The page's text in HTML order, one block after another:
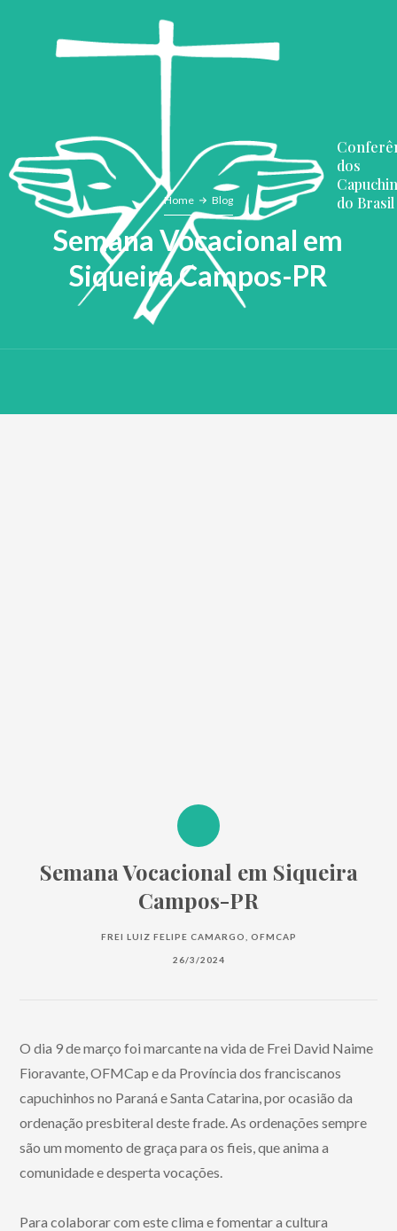
dos
do Brasil
Home Blog
Semana Vocacional em
Siqueira Campos-PR
Semana Vocacional em Siqueira
Campos-PR
FREI LUIZ FELIPE CAMARGO, OFMCAP
26/3/2024
O dia 9 de março foi marcante na vida de Frei David Naime
Fioravante, OFMCap e da Província dos franciscanos
capuchinhos no Paraná e Santa Catarina, por ocasião da
ordenação presbiteral deste frade. As ordenações sempre
são um momento de graça para os fieis, que anima a
comunidade e desperta vocações.
Para colaborar com este clima e fomentar a cultura